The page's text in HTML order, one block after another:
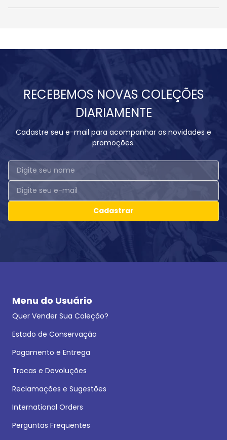
RECEBEMOS NOVAS COLEÇÕES
DIARIAMENTE
Cadastre seu e-mail para acompanhar as novidades e
promoções.
Cadastrar
Menu do Usuário
Quer Vender Sua Coleção?
Estado de Conservação
Pagamento e Entrega
Trocas e Devoluções
Reclamações e Sugestões
International Orders
Perguntas Frequentes